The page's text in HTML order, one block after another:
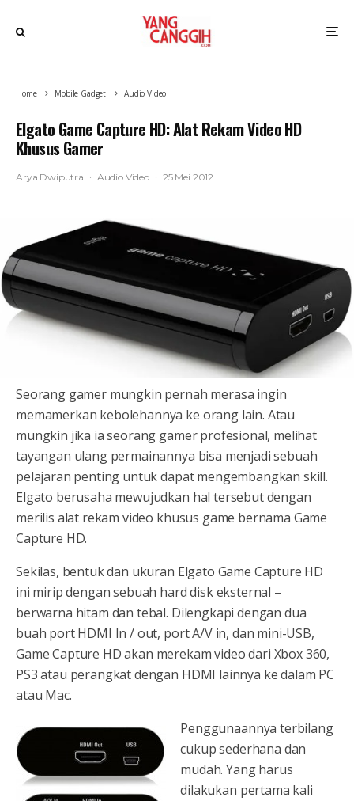
Home Mobile Gadget Audio Video
Elgato Game Capture HD: Alat Rekam Video HD
Khusus Gamer
Arya Dwiputra · Audio Video · 25 Mei 2012
Seorang gamer mungkin pernah merasa ingin
memamerkan kebolehannya ke orang lain. Atau
mungkin jika ia seorang gamer profesional, melihat
tayangan ulang permainannya bisa menjadi sebuah
pelajaran penting untuk dapat mengembangkan skill.
Elgato berusaha mewujudkan hal tersebut dengan
merilis alat rekam video khusus game bernama Game
Capture HD.
Sekilas, bentuk dan ukuran Elgato Game Capture HD
ini mirip dengan sebuah hard disk eksternal –
berwarna hitam dan tebal. Dilengkapi dengan dua
buah port HDMI In / out, port A/V in, dan mini-USB,
Game Capture HD akan merekam video dari Xbox 360,
PS3 atau perangkat dengan HDMI lainnya ke dalam PC
atau Mac.
Penggunaannya terbilang
cukup sederhana dan
mudah. Yang harus
dilakukan pertama kali